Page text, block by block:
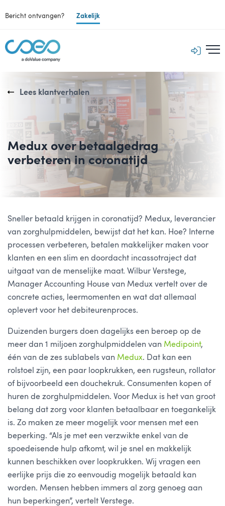
Bericht ontvangen? Zakelijk
Lees klantverhalen
Medux over betaalgedrag
verbeteren in coronatijd
Sneller betaald krijgen in coronatijd? Medux, leverancier
van zorghulpmiddelen, bewijst dat het kan. Hoe? Interne
processen verbeteren, betalen makkelijker maken voor
klanten en een slim en doordacht incassotraject dat
uitgaat van de menselijke maat. Wilbur Verstege,
Manager Accounting House van Medux vertelt over de
concrete acties, leermomenten en wat dat allemaal
oplevert voor het debiteurenproces.
Duizenden burgers doen dagelijks een beroep op de
meer dan 1 miljoen zorghulpmiddelen van Medipoint,
één van de zes sublabels van Medux. Dat kan een
rolstoel zijn, een paar loopkrukken, een rugsteun, rollator
of bijvoorbeeld een douchekruk. Consumenten kopen of
huren de zorghulpmiddelen. Voor Medux is het van groot
belang dat zorg voor klanten betaalbaar en toegankelijk
is. Zo maken ze meer mogelijk voor mensen met een
beperking. “Als je met een verzwikte enkel van de
spoedeisende hulp afkomt, wil je snel en makkelijk
kunnen beschikken over loopkrukken. Wij vragen een
eerlijke prijs die zo eenvoudig mogelijk betaald kan
worden. Mensen hebben immers al zorg genoeg aan
hun beperkingen”, vertelt Verstege.